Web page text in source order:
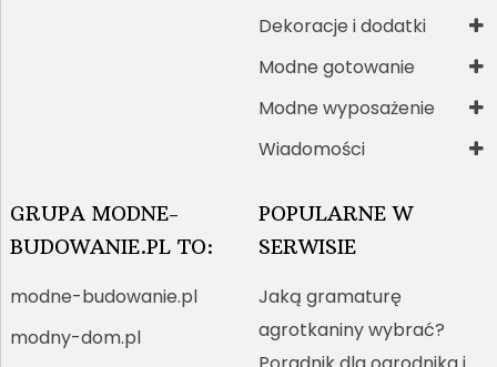
Dekoracje i dodatki
Modne gotowanie
Modne wyposażenie
Wiadomości
GRUPA MODNE-
BUDOWANIE.PL TO:
modne-budowanie.pl
modny-dom.pl
POPULARNE W
SERWISIE
Jaką gramaturę
agrotkaniny wybrać?